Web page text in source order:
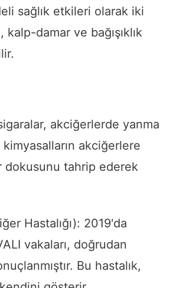
sağlık etkileri olarak iki
damar ve bağışıklık
akciğerlerde yanma
akciğerlere
dokusunu tahrip ederek
Hastalığı): 2019'da
vakaları, doğrudan
Bu hastalık,